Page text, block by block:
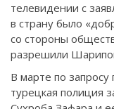
телевидении с
в страну было
со стороны
разрешили
В марте по запросу
турецкая полиция